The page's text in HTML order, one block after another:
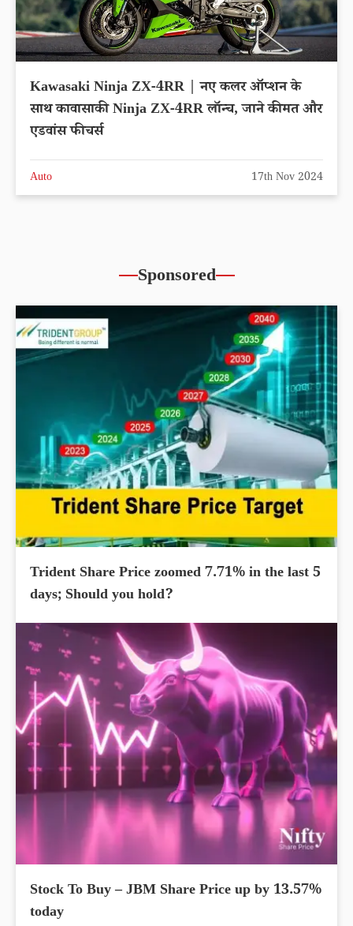
Kawasaki Ninja ZX-4RR | नए कलर ऑप्शन के
साथ कावासाकी Ninja ZX-4RR लॉन्च, जाने कीमत और
एडवांस फीचर्स
Auto 17th Nov 2024
Sponsored
Trident Share Price zoomed 7.71% in the last 5
days; Should you hold?
Stock To Buy – JBM Share Price up by 13.57%
today